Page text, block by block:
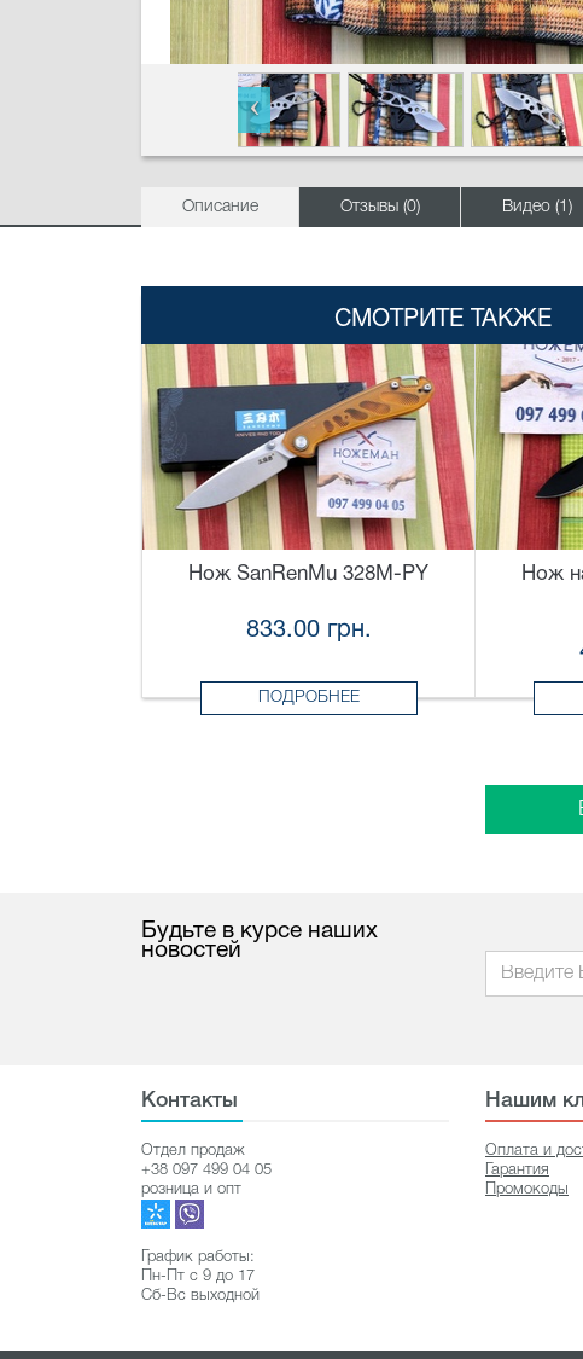
Описание Отзывы (0) Видео (1)
СМОТРИТЕ ТАКЖЕ
Нож SanRenMu 328M-PY
833.00 грн.
ПОДРОБНЕЕ
Нож
Будьте в курсе наших
новостей
Контакты
Отдел продаж
+38 097 499 04 05
розница и опт
График работы:
Пн-Пт с 9 до 17
Сб-Вс выходной
Нашим
Оплата и
Гарантия
Промокоды